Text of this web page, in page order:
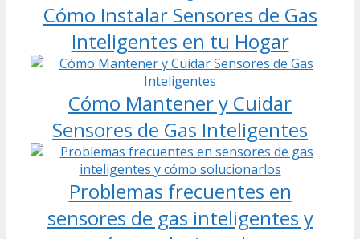
Cómo Instalar Sensores de Gas
Inteligentes en tu Hogar
Cómo Mantener y Cuidar
Sensores de Gas Inteligentes
Problemas frecuentes en
sensores de gas inteligentes y